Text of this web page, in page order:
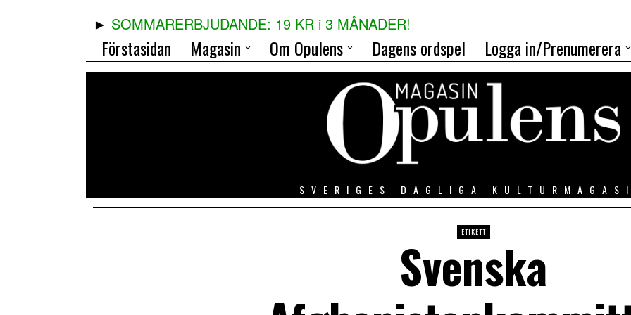
SOMMARERBJUDANDE: 19 KR i 3 MÅNADER!
Förstasidan Magasin Om Opulens Dagens ordspel Logga in/Prenumerera
SVERIGES DAGLIGA
ETIKETT
Svenska